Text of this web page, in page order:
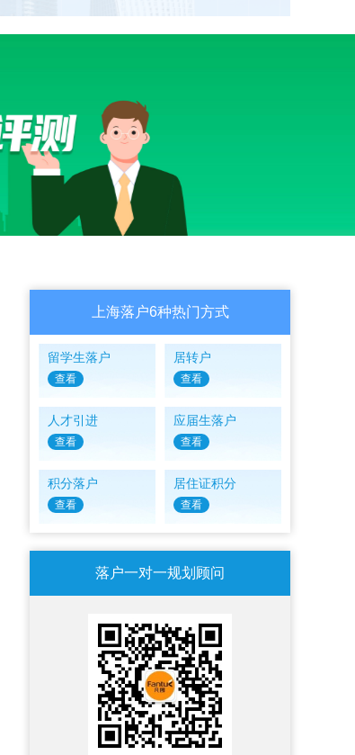
上海落户6种热门方式
留学生落户
查看
居转户
查看
人才引进
查看
应届生落户
查看
积分落户
查看
居住证积分
查看
落户一对一规划顾问